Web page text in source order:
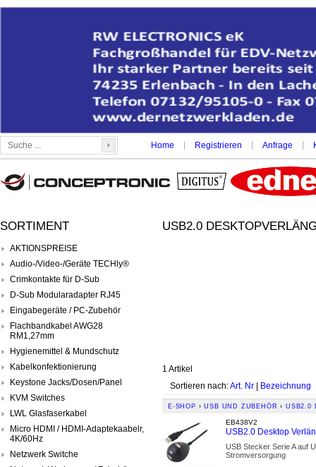
Home Registrieren Anfrage
SORTIMENT
AKTIONSPREISE
Audio-/Video-/Geräte TECHly®
Crimkontakte für D-Sub
D-Sub Modularadapter RJ45
Eingabegeräte / PC-Zubehör
Flachbandkabel AWG28
RM1,27mm
Hygienemittel & Mundschutz
Kabelkonfektionierung
Keystone Jacks/Dosen/Panel
KVM Switches
LWL Glasfaserkabel
Micro HDMI / HDMI-Adaptekaabelr,
4K/60Hz
Netzwerk Switche
USB2.0
1 Artikel
Sortieren nach:Art. Nr | Bezeichnung
E-SHOP › USB UND ZUBEHÖR › USB2.0
EB438V2
USB2.0 Desktop
USB Stecker Serie A auf
Stromversorgung